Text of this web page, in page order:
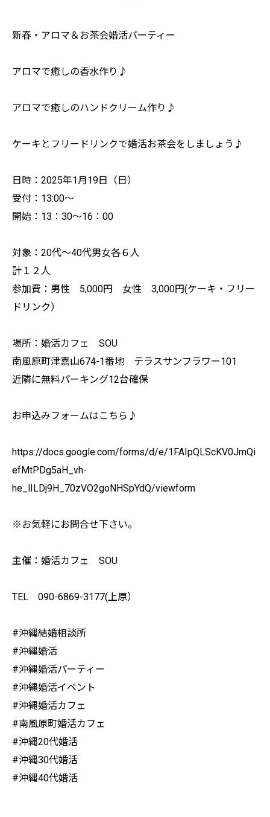
新春・アロマ＆お茶会婚活パーティー
アロマで癒しの香水作り♪
アロマで癒しのハンドクリーム作り♪
ケーキとフリードリンクで婚活お茶会をしましょう♪
日時：2025年1月19日（日）
受付：13:00～
開始：13：30～16：00
対象：20代～40代男女各６人
計１２人
参加費：男性 5,000円 女性 3,000円(ケーキ・フリー
ドリンク）
場所：婚活カフェ SOU
南風原町津嘉山674-1番地 テラスサンフラワー101
近隣に無料パーキング12台確保
お申込みフォームはこちら♪
https://docs.google.com/forms/d/e/1FAIpQLScKV0JmQi
efMtPDg5aH_vh-
he_lILDj9H_70zVO2goNHSpYdQ/viewform
※お気軽にお問合せ下さい。
主催：婚活カフェ SOU
TEL 090-6869-3177(上原）
#沖縄結婚相談所
#沖縄婚活
#沖縄婚活パーティー
#沖縄婚活イベント
#沖縄婚活カフェ
#南風原町婚活カフェ
#沖縄20代婚活
#沖縄30代婚活
#沖縄40代婚活